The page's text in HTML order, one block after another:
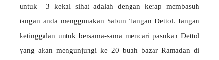
untuk 3 kekal sihat adalah dengan kerap membasuh
tangan anda menggunakan Sabun Tangan Dettol. Jangan
ketinggalan untuk bersama-sama mencari pasukan Dettol
yang akan mengunjungi ke 20 buah bazar Ramadan di